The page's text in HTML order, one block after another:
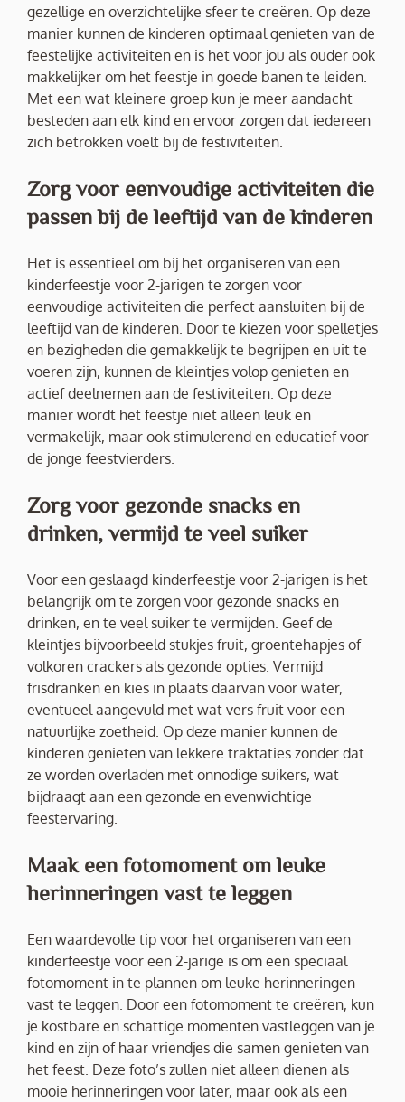
gezellige en overzichtelijke sfeer te creëren. Op deze
manier kunnen de kinderen optimaal genieten van de
feestelijke activiteiten en is het voor jou als ouder ook
makkelijker om het feestje in goede banen te leiden.
Met een wat kleinere groep kun je meer aandacht
besteden aan elk kind en ervoor zorgen dat iedereen
zich betrokken voelt bij de festiviteiten.
Zorg voor eenvoudige activiteiten die
passen bij de leeftijd van de kinderen
Het is essentieel om bij het organiseren van een
kinderfeestje voor 2-jarigen te zorgen voor
eenvoudige activiteiten die perfect aansluiten bij de
leeftijd van de kinderen. Door te kiezen voor spelletjes
en bezigheden die gemakkelijk te begrijpen en uit te
voeren zijn, kunnen de kleintjes volop genieten en
actief deelnemen aan de festiviteiten. Op deze
manier wordt het feestje niet alleen leuk en
vermakelijk, maar ook stimulerend en educatief voor
de jonge feestvierders.
Zorg voor gezonde snacks en
drinken, vermijd te veel suiker
Voor een geslaagd kinderfeestje voor 2-jarigen is het
belangrijk om te zorgen voor gezonde snacks en
drinken, en te veel suiker te vermijden. Geef de
kleintjes bijvoorbeeld stukjes fruit, groentehapjes of
volkoren crackers als gezonde opties. Vermijd
frisdranken en kies in plaats daarvan voor water,
eventueel aangevuld met wat vers fruit voor een
natuurlijke zoetheid. Op deze manier kunnen de
kinderen genieten van lekkere traktaties zonder dat
ze worden overladen met onnodige suikers, wat
bijdraagt aan een gezonde en evenwichtige
feestervaring.
Maak een fotomoment om leuke
herinneringen vast te leggen
Een waardevolle tip voor het organiseren van een
kinderfeestje voor een 2-jarige is om een speciaal
fotomoment in te plannen om leuke herinneringen
vast te leggen. Door een fotomoment te creëren, kun
je kostbare en schattige momenten vastleggen van je
kind en zijn of haar vriendjes die samen genieten van
het feest. Deze foto’s zullen niet alleen dienen als
mooie herinneringen voor later, maar ook als een